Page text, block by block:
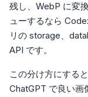
残し、WebP に変
ューするなら
リの storage、
API です。
この分け方にする
ChatGPT で良い画